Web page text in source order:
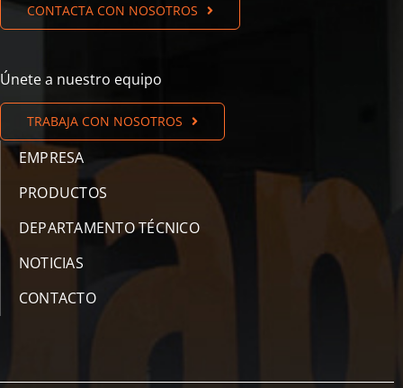
CONTACTA CON NOSOTROS
Únete a nuestro equipo
TRABAJA CON NOSOTROS
EMPRESA
PRODUCTOS
DEPARTAMENTO TÉCNICO
NOTICIAS
CONTACTO